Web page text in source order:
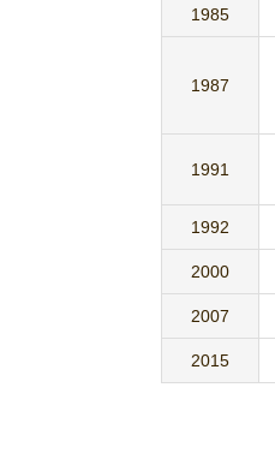
1985
1987
1991
1992
2000
2007
2015